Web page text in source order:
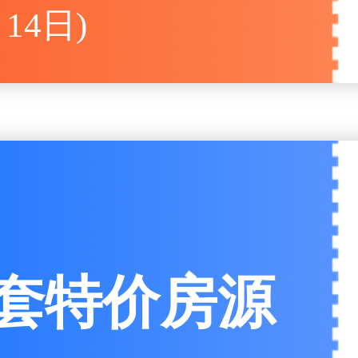
日)
特价房源